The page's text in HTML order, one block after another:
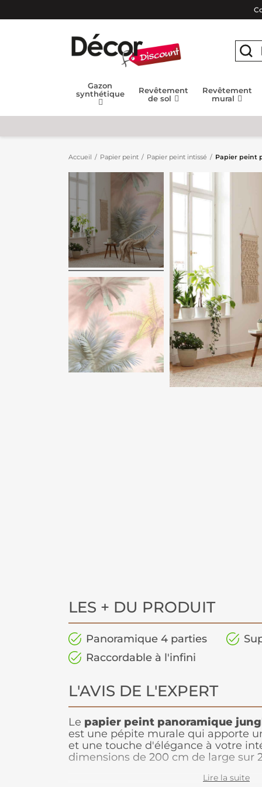
Gazon
synthétique
Revêtement
de sol
Revêtement
mural
Accueil Papier peint Papier peint intissé Papier peint
LES + DU PRODUIT
Panoramique 4 parties
Raccordable à l'infini
L'AVIS DE L'EXPERT
Le papier peint panoramique
est une pépite murale qui apporte
et une touche d'élégance à votre
dimensions de 200 cm de large sur
. Il illustre
Lire la suite